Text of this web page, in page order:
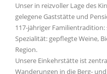
Unser in reizvoller Lage des
gelegene Gaststätte und
117-jähriger
Spezialität: gepflegte Weine,
Region.
Unsere Einkehrstätte ist
Wanderungen in die Berg- und